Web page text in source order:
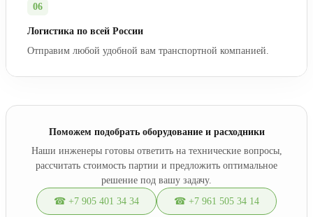
06
Логистика по всей России
Отправим любой удобной вам транспортной компанией.
Поможем подобрать оборудование и расходники
Наши инженеры готовы ответить на технические вопросы,
рассчитать стоимость партии и предложить оптимальное
решение под вашу задачу.
☎ +7 905 401 34 34
☎ +7 961 505 34 14